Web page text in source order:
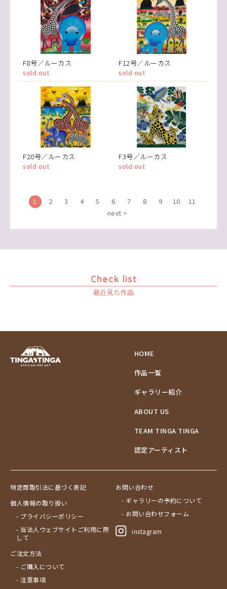
F8号／ルーカス
sold out
F12号／ルーカス
sold out
F20号／ルーカス
sold out
F3号／ルーカス
sold out
1 2 3 4 5 6 7 8 9 10
11
next >
Check list
最近見た作品
HOME
作品一覧
ギャラリー紹介
ABOUT US
TEAM TINGA TINGA
認定アーティスト
特定商取引法に基づく表記
個人情報の取り扱い
- プライバシーポリシー
- 当法人ウェブサイトご利用に際
して
ご注文方法
- ご購入について
- 注意事項
お問い合わせ
- ギャラリーの予約について
- お問い合わせフォーム
instagram